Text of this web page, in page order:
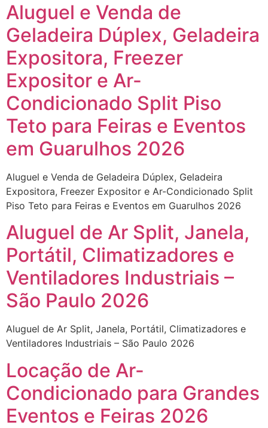
Aluguel e Venda de
Geladeira Dúplex, Geladeira
Expositora, Freezer
Expositor e Ar-
Condicionado Split Piso
Teto para Feiras e Eventos
em Guarulhos 2026
Aluguel e Venda de Geladeira Dúplex, Geladeira
Expositora, Freezer Expositor e Ar-Condicionado Split
Piso Teto para Feiras e Eventos em Guarulhos 2026
Aluguel de Ar Split, Janela,
Portátil, Climatizadores e
Ventiladores Industriais –
São Paulo 2026
Aluguel de Ar Split, Janela, Portátil, Climatizadores e
Ventiladores Industriais – São Paulo 2026
Locação de Ar-
Condicionado para Grandes
Eventos e Feiras 2026